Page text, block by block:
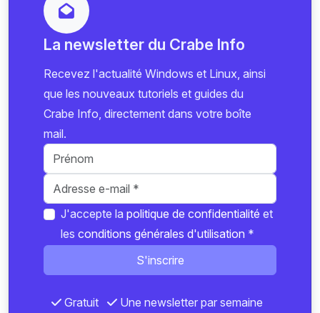
La newsletter du Crabe Info
Recevez l'actualité Windows et Linux, ainsi
que les nouveaux tutoriels et guides du
Crabe Info, directement dans votre boîte
mail.
J'accepte la politique de confidentialité et
les conditions générales d'utilisation *
S'inscrire
Gratuit
Une newsletter par semaine